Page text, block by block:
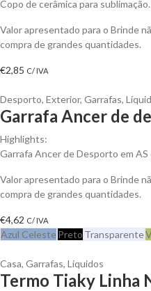
Copo de cerâmica para
Valor apresentado para o Brinde
compra de grandes quantidades.
€2,85 C/ IVA
Desporto, Exterior, Garrafas,
Garrafa Ancer de
Highlights:
Garrafa Ancer de Desporto em
Valor apresentado para o Brinde
compra de grandes quantidades.
€4,62 C/ IVA
Azul Celeste Preto Transparente
Casa, Garrafas, Líquidos
Termo Tiaky Linha